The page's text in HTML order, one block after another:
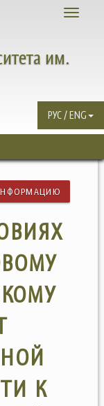
Toggle
им.
РУС / ENG
К